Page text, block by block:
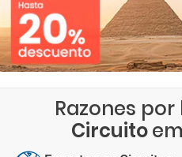
Razones
Circuito